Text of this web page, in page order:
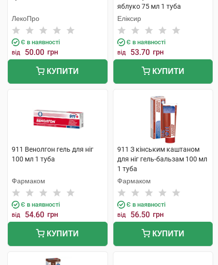
ЛекоПро
Є в наявності
від 50.00 грн
КУПИТИ
яблуко 75 мл 1 туба
Еліксир
Є в наявності
від 53.70 грн
КУПИТИ
911 Венолгон гель для ніг
100 мл 1 туба
Фармаком
Є в наявності
від 54.60 грн
КУПИТИ
911 З кінським каштаном
для ніг гель-бальзам 100 мл
1 туба
Фармаком
Є в наявності
від 56.50 грн
КУПИТИ